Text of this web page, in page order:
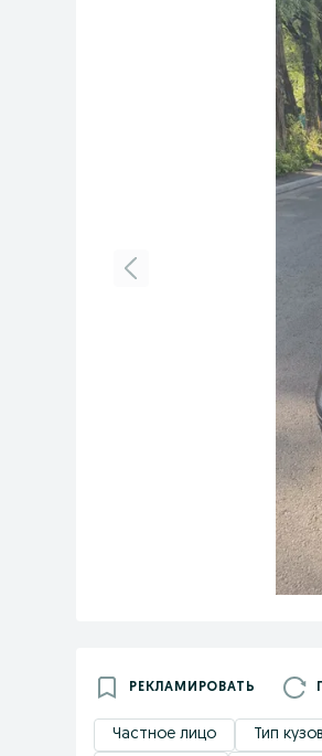
РЕКЛАМИРОВАТЬ
Частное лицо Тип